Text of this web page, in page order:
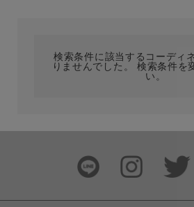
ブランド
検索条件に該当するコーディ
りませんでした。 検索条件を
い。